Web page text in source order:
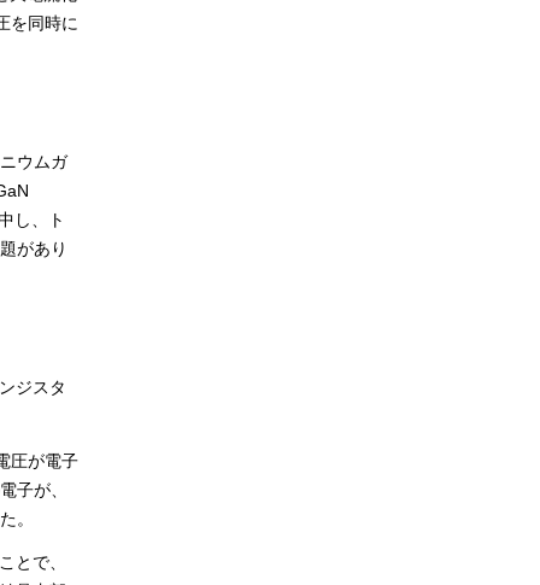
を同時に
ウムガ
し、ト
があり
ジスタ
圧が電子
子が、
。
とで、